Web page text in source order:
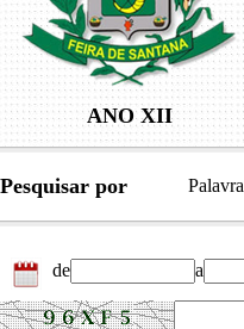
ANO XII
Pesquisar por Palavra
de a